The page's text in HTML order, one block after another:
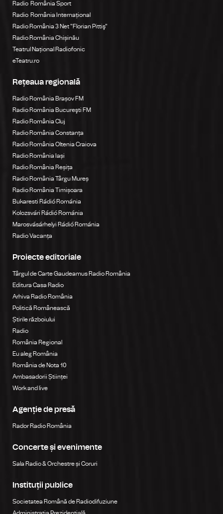
Radio România Sport
Radio România Internațional
Radio România 3 Net "Florian Pittiş"
Radio România Chișinău
Teatrul Național Radiofonic
eTeatru.ro
Rețeaua regională
Radio România Brașov FM
Radio România Bucureşti FM
Radio România Cluj
Radio România Constanța
Radio România Oltenia Craiova
Radio România Iași
Radio România Reșița
Radio România Târgu Mureș
Radio România Timișoara
Bukaresti Rádió Románia
Kolozsvári Rádió Románia
Marosvásárhelyi Rádió Románia
Radio Vacanța
Proiecte editoriale
Târgul de Carte Gaudeamus Radio România
Editura Casa Radio
Arhiva Radio România
Politică Românească
Știrile războiului
Radio
România Regional
Eu aleg România
România de Nota 10
Ambasadorii Științei
Work and live
Agenție de presă
Rador Radio România
Concerte și evenimente
Sala Radio & Orchestre și Coruri
Instituții publice
Societatea Română de Radiodifuziune